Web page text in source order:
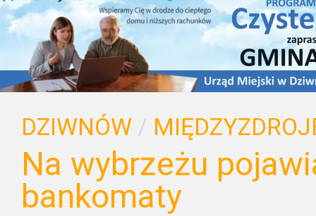
DZIWNÓW /
Na wybrzeżu
bankomaty